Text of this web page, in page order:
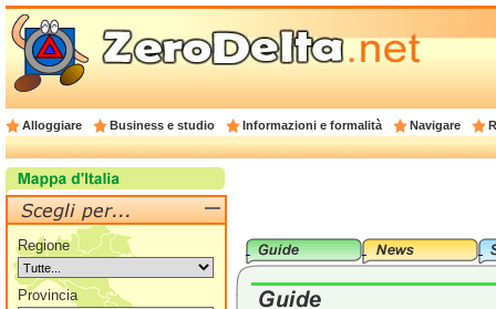
Alloggiare Business e studio Informazioni e formalità Navigare
Regione
Provincia